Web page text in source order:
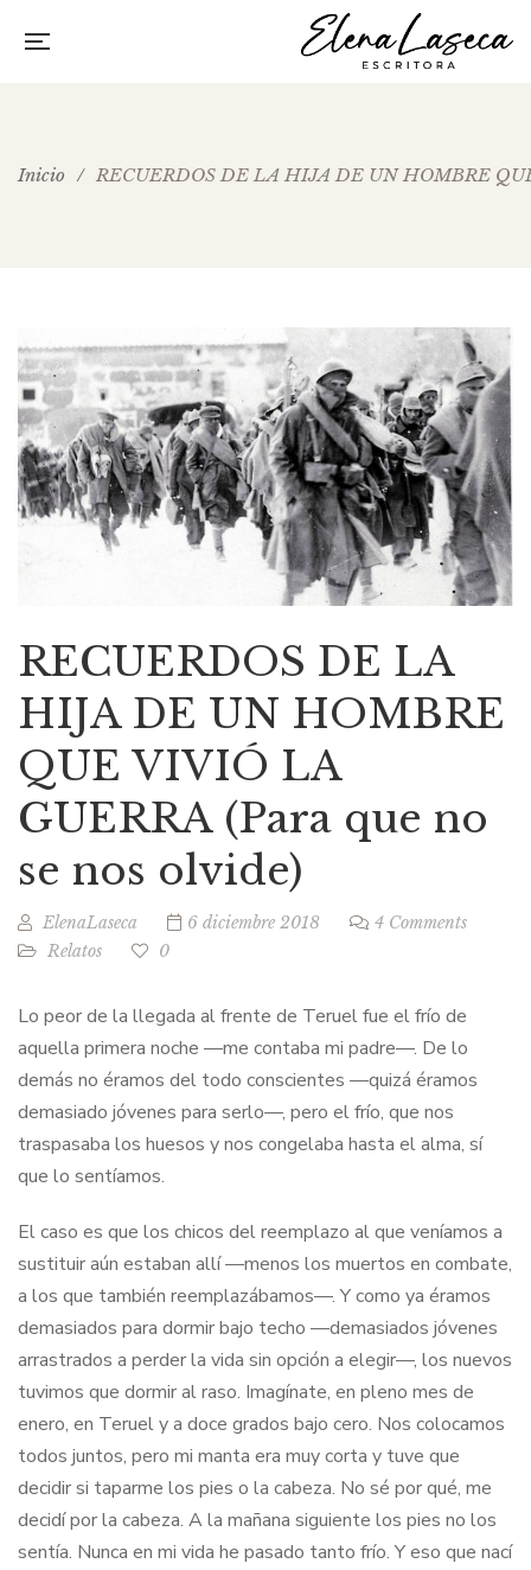
Inicio / RECUERDOS DE LA HIJA DE UN HOMBRE
RECUERDOS DE LA
HIJA DE UN HOMBRE
QUE VIVIÓ LA
GUERRA (Para que no
se nos olvide)
ElenaLaseca 6 diciembre 2018
4 Comments
Relatos
0
Lo peor de la llegada al frente de Teruel fue el frío de
aquella primera noche —me contaba mi padre—. De lo
demás no éramos del todo conscientes —quizá éramos
demasiado jóvenes para serlo—, pero el frío, que nos
traspasaba los huesos y nos congelaba hasta el alma, sí
que lo sentíamos.
El caso es que los chicos del reemplazo al que veníamos a
sustituir aún estaban allí —menos los muertos en combate,
a los que también reemplazábamos—. Y como ya éramos
demasiados para dormir bajo techo —demasiados jóvenes
arrastrados a perder la vida sin opción a elegir—, los nuevos
tuvimos que dormir al raso. Imagínate, en pleno mes de
enero, en Teruel y a doce grados bajo cero. Nos colocamos
todos juntos, pero mi manta era muy corta y tuve que
decidir si taparme los pies o la cabeza. No sé por qué, me
decidí por la cabeza. A la mañana siguiente los pies no los
sentía. Nunca en mi vida he pasado tanto frío. Y eso que nací